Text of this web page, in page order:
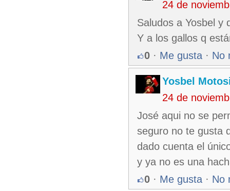
24 de
Saludos a Yosbel y
Y a los gallos q
0 · Me gusta · No
Yosbel
24 de
José aqui no se
seguro no te gusta
dado cuenta el
y ya no es una
0 · Me gusta · No